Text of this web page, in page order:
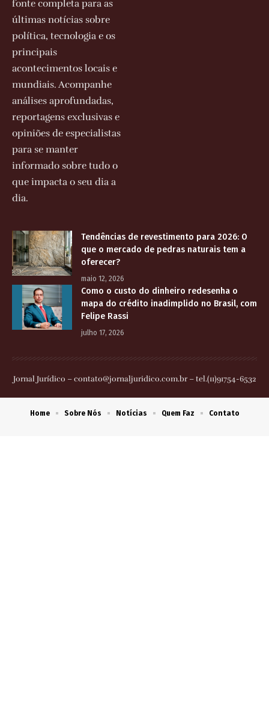
fonte completa para as
últimas notícias sobre
política, tecnologia e os
principais
acontecimentos locais e
mundiais. Acompanhe
análises aprofundadas,
reportagens exclusivas e
opiniões de especialistas
para se manter
informado sobre tudo o
que impacta o seu dia a
dia.
Tendências de revestimento para 2026: O
que o mercado de pedras naturais tem a
oferecer?
maio 12, 2026
Como o custo do dinheiro redesenha o
mapa do crédito inadimplido no Brasil, com
Felipe Rassi
julho 17, 2026
Jornal Jurídico –contato@jornaljuridico.com.br– tel.(11)91754-6532
Home Sobre Nós Notícias Quem Faz Contato